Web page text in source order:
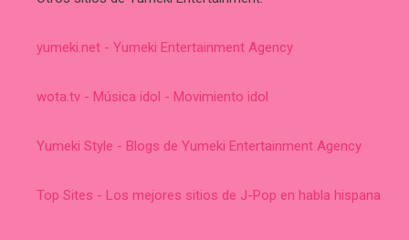
yumeki.net - Yumeki Entertainment Agency
wota.tv - Música idol - Movimiento idol
Yumeki Style - Blogs de Yumeki Entertainment Agency
Top Sites - Los mejores sitios de J-Pop en habla hispana